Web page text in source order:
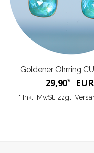
Goldener Ohrring
29,90* EUR
* Inkl. MwSt. zzgl.